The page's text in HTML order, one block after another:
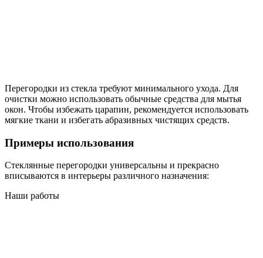
Перегородки из стекла требуют минимального ухода. Для
очистки можно использовать обычные средства для мытья
окон. Чтобы избежать царапин, рекомендуется использовать
мягкие ткани и избегать абразивных чистящих средств.
Примеры использования
Стеклянные перегородки универсальны и прекрасно
вписываются в интерьеры различного назначения:
Наши работы